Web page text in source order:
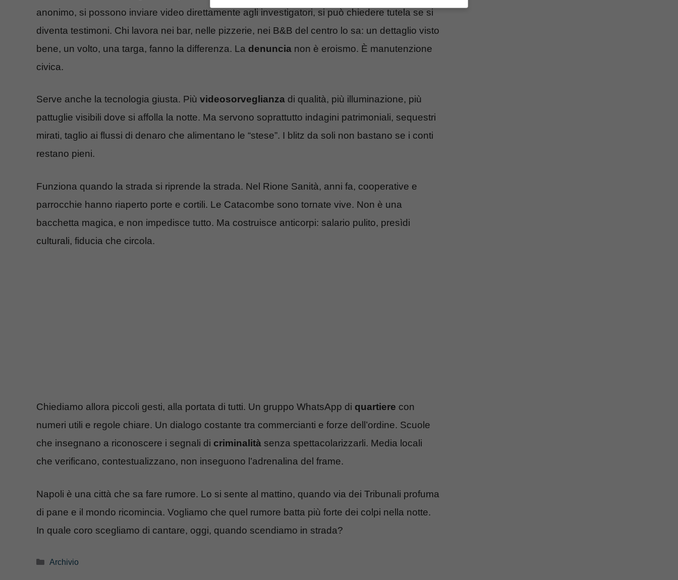
anonimo, si possono inviare video direttamente agli investigatori, si può chiedere tutela se si
diventa testimoni. Chi lavora nei bar, nelle pizzerie, nei B&B del centro lo sa: un dettaglio visto
bene, un volto, una targa, fanno la differenza. La denuncia non è eroismo. È manutenzione
civica.
Serve anche la tecnologia giusta. Più videosorveglianza di qualità, più illuminazione, più
pattuglie visibili dove si affolla la notte. Ma servono soprattutto indagini patrimoniali, sequestri
mirati, taglio ai flussi di denaro che alimentano le “stese”. I blitz da soli non bastano se i conti
restano pieni.
Funziona quando la strada si riprende la strada. Nel Rione Sanità, anni fa, cooperative e
parrocchie hanno riaperto porte e cortili. Le Catacombe sono tornate vive. Non è una
bacchetta magica, e non impedisce tutto. Ma costruisce anticorpi: salario pulito, presìdi
culturali, fiducia che circola.
Chiediamo allora piccoli gesti, alla portata di tutti. Un gruppo WhatsApp di quartiere con
numeri utili e regole chiare. Un dialogo costante tra commercianti e forze dell’ordine. Scuole
che insegnano a riconoscere i segnali di criminalità senza spettacolarizzarli. Media locali
che verificano, contestualizzano, non inseguono l’adrenalina del frame.
Napoli è una città che sa fare rumore. Lo si sente al mattino, quando via dei Tribunali profuma
di pane e il mondo ricomincia. Vogliamo che quel rumore batta più forte dei colpi nella notte.
In quale coro scegliamo di cantare, oggi, quando scendiamo in strada?
Categorie
Archivio